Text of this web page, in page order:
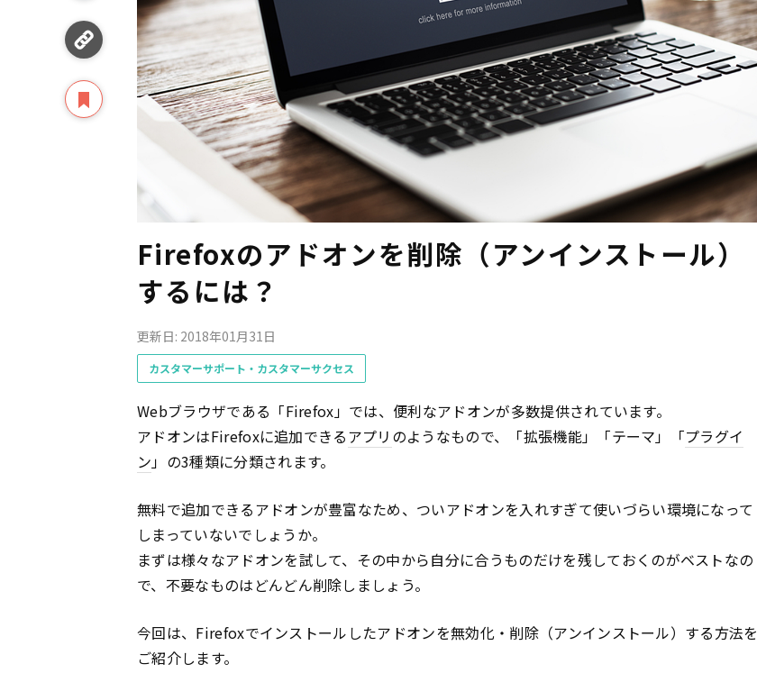
Firefoxのアドオンを削除（アンインストール）
するには？
更新日: 2018年01月31日
カスタマーサポート・カスタマーサクセス
Webブラウザである「Firefox」では、便利なアドオンが多数提供されています。
アドオンはFirefoxに追加できるアプリ のようなもので、「拡張機能」「テーマ」「プラグイ
ン」の3種類に分類されます。
無料で追加できるアドオンが豊富なため、ついアドオンを入れすぎて使いづらい環境になって
しまっていないでしょうか。
まずは様々なアドオンを試して、その中から自分に合うものだけを残しておくのがベストなの
で、不要なものはどんどん削除しましょう。
今回は、Firefoxでインストールしたアドオンを無効化・削除（アンインストール）する方法を
ご紹介します。